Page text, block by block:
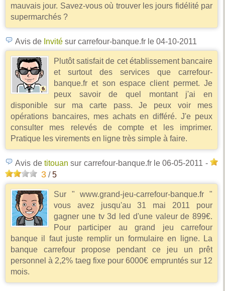
mauvais jour. Savez-vous où trouver les jours fidélité par
supermarchés ?
Avis de Invité sur carrefour-banque.fr le 04-10-2011
Plutôt satisfait de cet établissement bancaire
et surtout des services que carrefour-
banque.fr et son espace client permet. Je
peux savoir de quel montant j'ai en
disponible sur ma carte pass. Je peux voir mes
opérations bancaires, mes achats en différé. J'e peux
consulter mes relevés de compte et les imprimer.
Pratique les virements en ligne très simple à faire.
Avis de titouan sur carrefour-banque.frle 06-05-2011 -
3 /5
Sur " www.grand-jeu-carrefour-banque.fr "
vous avez jusqu'au 31 mai 2011 pour
gagner une tv 3d led d'une valeur de 899€.
Pour participer au grand jeu carrefour
banque il faut juste remplir un formulaire en ligne. La
banque carrefour propose pendant ce jeu un prêt
personnel à 2,2% taeg fixe pour 6000€ empruntés sur 12
mois.